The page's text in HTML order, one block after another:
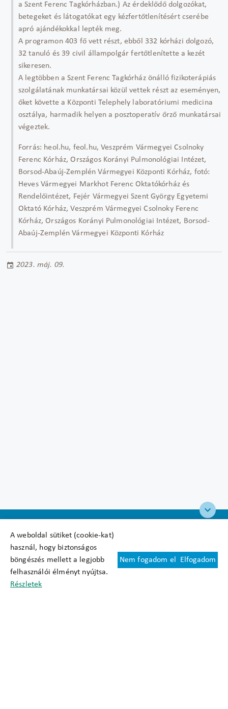
A weboldal sütiket (cookie-kat)
használ, hogy biztonságos
böngészés mellett a legjobb
felhasználói élményt nyújtsa.
Részletek
Nem fogadom el Elfogadom
a Szent Ferenc Tagkórházban.) Az érdeklődő dolgozókat,
betegeket és látogatókat egy kézfertőtlenítésért cserébe
apró ajándékokkal lepték meg.
A programon 403 fő vett részt, ebből 332 kórházi dolgozó,
32 tanuló és 39 civil állampolgár fertőtlenítette a kezét
sikeresen.
A legtöbben a Szent Ferenc Tagkórház önálló fizikoterápiás
szolgálatának munkatársai közül vettek részt az eseményen,
őket követte a Központi Telephely laboratóriumi medicina
osztálya, harmadik helyen a posztoperatív őrző munkatársai
végeztek.
Forrás: heol.hu, feol.hu, Veszprém Vármegyei Csolnoky
Ferenc Kórház, Országos Korányi Pulmonológiai Intézet,
Borsod-Abaúj-Zemplén Vármegyei Központi Kórház, fotó:
Heves Vármegyei Markhot Ferenc Oktatókórház és
Rendelőintézet, Fejér Vármegyei Szent György Egyetemi
Oktató Kórház, Veszprém Vármegyei Csolnoky Ferenc
Kórház, Országos Korányi Pulmonológiai Intézet, Borsod-
Abaúj-Zemplén Vármegyei Központi Kórház
2023. máj. 09.
Felhasználási feltételek